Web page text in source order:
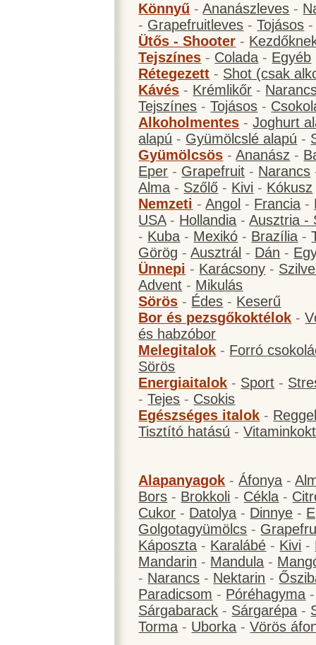
Könnyű -Ananászleves -
- Grapefruitleves -Tojásos
Ütős - Shooter -
Tejszínes - Colada - Egyéb
Rétegezett - Shot (csak
Kávés - Krémlikőr -
Tejszínes -Tojásos -
Alkoholmentes -Joghurt
alapú - Gyümölcslé alapú -
Gyümölcsös -Ananász -
Eper - Grapefruit - Narancs
Alma - Szőlő - Kivi - Kókusz
Nemzeti -Angol - Francia -
USA- Hollandia -Ausztria -
- Kuba - Mexikó - Brazília -
Görög -Ausztrál - Dán -
Ünnepi - Karácsony -
Advent - Mikulás
Sörös - Édes - Keserű
Bor és pezsgőkoktélok -
és habzóbor
Melegitalok - Forró
Sörös
Energiaitalok - Sport -
-Tejes - Csokis
Egészséges italok -
Tisztító hatású -
Alapanyagok -Áfonya -
Bors - Brokkoli - Cékla -
Cukor - Datolya - Dinnye -
Golgotagyümölcs -
Káposzta - Karalábé - Kivi -
Mandarin - Mandula -
- Narancs - Nektarin -
Paradicsom - Póréhagyma
Sárgabarack - Sárgarépa -
Torma - Uborka -Vörös